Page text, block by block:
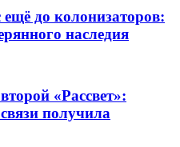
до колонизаторов:
наследия
«Рассвет»:
получила